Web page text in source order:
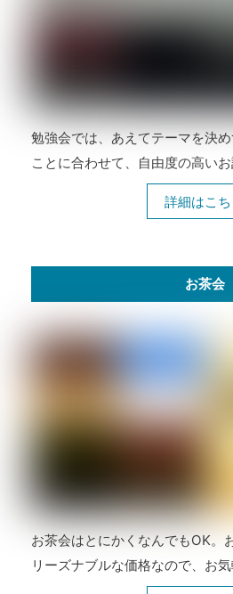
勉強会では、あえてテーマを決
ことに合わせて、自由度の高いお
詳細はこち
お茶会
お茶会はとにかくなんでもOK。
リーズナブルな価格なので、お